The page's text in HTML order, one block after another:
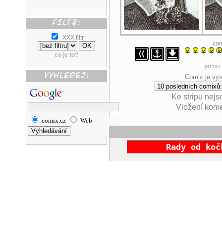
XXX filtr
co je to?
comix.cz Web
Comix je
Ke stripu
Vložení
Rady od